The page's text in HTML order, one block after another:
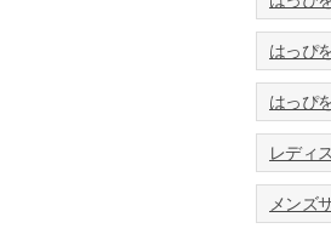
はっぴ
はっぴ
レディ
メンズ